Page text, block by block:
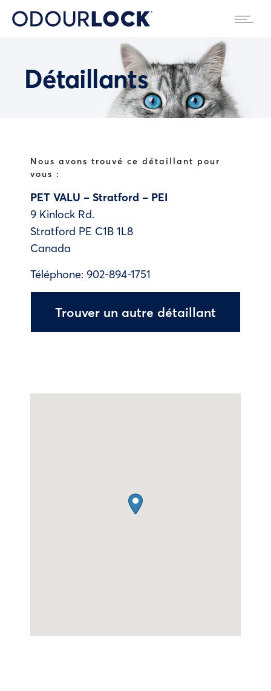
Détaillants
Nous avons trouvé ce détaillant pour
vous :
PET VALU – Stratford – PEI
9 Kinlock Rd.
Stratford PE C1B 1L8
Canada
Téléphone: 902-894-1751
Trouver un autre détaillant